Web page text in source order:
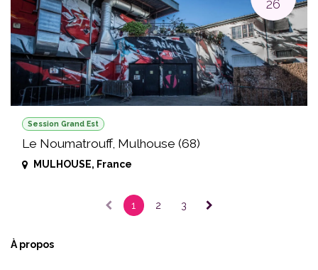
26
Session Grand Est
Le Noumatrouff, Mulhouse (68)
MULHOUSE, France
1 2 3
À propos